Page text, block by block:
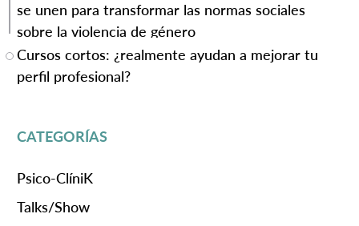
se unen para transformar las normas sociales
sobre la violencia de género
Cursos cortos: ¿realmente ayudan a mejorar tu
perfil profesional?
CATEGORÍAS
Psico-ClíniK
Talks/Show